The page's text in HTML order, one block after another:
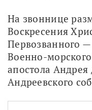
На звоннице
Воскресения
Первозванного
Военно-
апостола Андрея
Андреевского